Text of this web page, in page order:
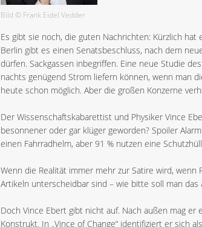
Bild © Frank Eidel Vedder
Es gibt sie noch, die guten Nachrichten: Kürzlich
Berlin gibt es einen Senatsbeschluss, nach dem
dürfen. Sackgassen inbegriffen. Eine neue Studie
nachts genügend Strom liefern können, wenn man
heute schon möglich. Aber die großen Konzerne
Der Wissenschaftskabarettist und Physiker Vince
besonnener oder gar klüger geworden? Spoiler
einen Fahrradhelm, aber 91 % nutzen eine
Wenn die Realität immer mehr zur Satire wird,
Artikeln unterscheidbar sind – wie bitte soll man das
Doch Vince Ebert gibt nicht auf. Nach außen mag
Konstrukt. In „Vince of Change“ identifiziert er sich